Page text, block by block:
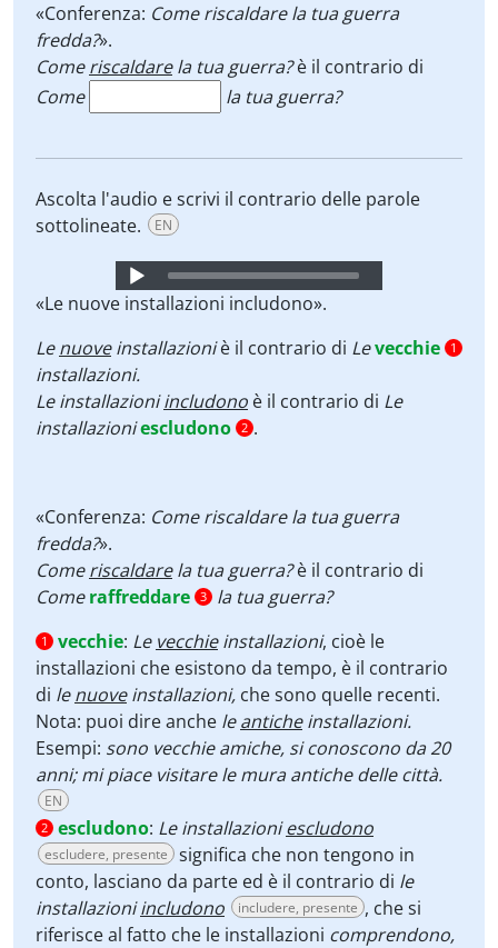
«Conferenza: Come riscaldare la tua guerra
fredda?».
Comeriscaldarela tua guerra?è il contrario di
Come
la tua guerra?
Ascolta l'audio e scrivi il contrario delle parole
sottolineate.
EN
Audio
Player
«Le nuove installazioni includono».
Lenuoveinstallazioniè il contrario di Levecchie 1
installazioni.
Le installazioniincludono è il contrario di Le
installazioniescludono 2 .
«Conferenza: Come riscaldare la tua guerra
fredda?».
Comeriscaldarela tua guerra?è il contrario di
Comeraffreddare 3 la tua guerra?
1 vecchie: Le vecchieinstallazioni, cioè le
installazioni che esistono da tempo, è il contrario
di lenuoveinstallazioni, che sono quelle recenti.
Nota: puoi dire anche leanticheinstallazioni.
Esempi: sono vecchie amiche, si conoscono da 20
anni; mi piace visitare le mura antiche delle città.
EN
2 escludono: Le installazioniescludono
escludere, presente
significa che non tengono in
conto, lasciano da parte ed è il contrario di le
installazioniincludono includere, presente , che si
riferisce al fatto che le installazioni comprendono,